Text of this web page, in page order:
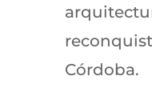
Córdoba.